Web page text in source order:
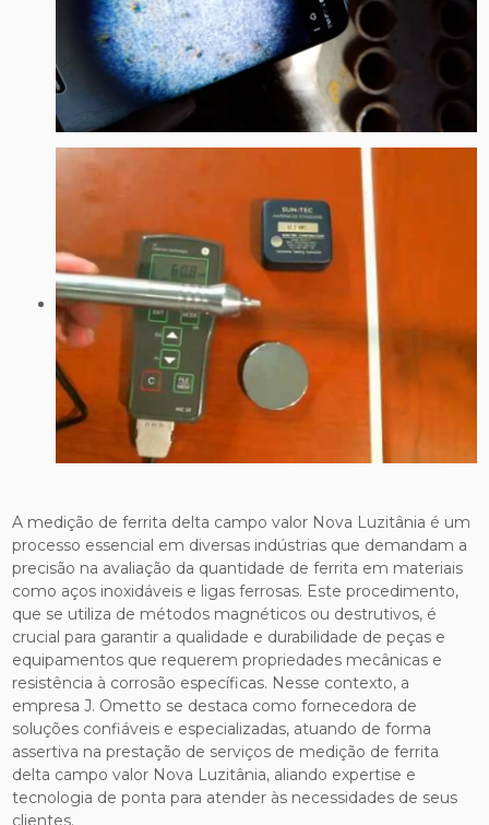
A medição de ferrita delta campo valor Nova Luzitânia é um
processo essencial em diversas indústrias que demandam a
precisão na avaliação da quantidade de ferrita em materiais
como aços inoxidáveis e ligas ferrosas. Este procedimento,
que se utiliza de métodos magnéticos ou destrutivos, é
crucial para garantir a qualidade e durabilidade de peças e
equipamentos que requerem propriedades mecânicas e
resistência à corrosão específicas. Nesse contexto, a
empresa J. Ometto se destaca como fornecedora de
soluções confiáveis e especializadas, atuando de forma
assertiva na prestação de serviços de medição de ferrita
delta campo valor Nova Luzitânia, aliando expertise e
tecnologia de ponta para atender às necessidades de seus
clientes.